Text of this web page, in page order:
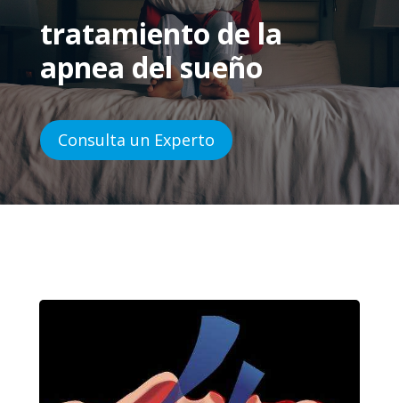
tratamiento de la
apnea del sueño
Consulta un Experto